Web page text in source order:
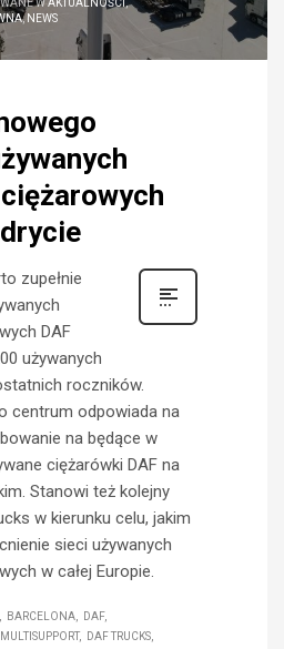
WAKTUALNOŚCI
, NEWS
zupełnie
DAF
używanych
roczników.
centrum odpowiada na
na będące w
ciężarówki DAF na
Stanowi też kolejny
w kierunku celu, jakim
sieci używanych
w całej Europie.
BARCELONA
DAF
DAF TRUCKS